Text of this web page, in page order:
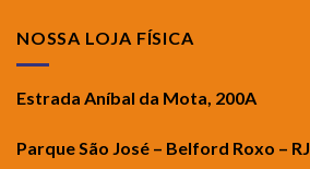
NOSSA LOJA FÍSICA
Estrada Aníbal da Mota, 200A
Parque São José – Belford Roxo – RJ